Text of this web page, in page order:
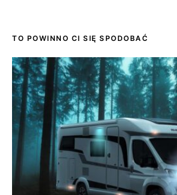
TO POWINNO CI SIĘ SPODOBAĆ